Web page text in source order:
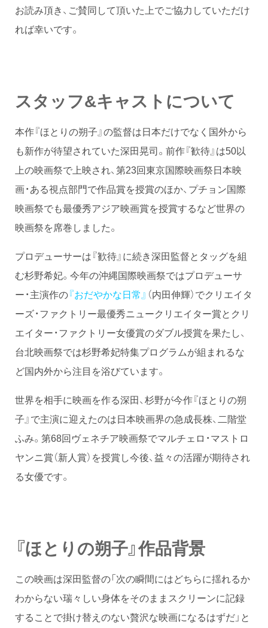
お読み頂き、ご賛同して頂いた上でご協力していただけ
れば幸いです。
スタッフ&キャストについて
本作『ほとりの朔子』の監督は日本だけでなく国外から
も新作が待望されていた深田晃司。前作『歓待』は50以
上の映画祭で上映され、第23回東京国際映画祭日本映
画・ある視点部門で作品賞を授賞のほか、プチョン国際
映画祭でも最優秀アジア映画賞を授賞するなど世界の
映画祭を席巻しました。
プロデューサーは『歓待』に続き深田監督とタッグを組
む杉野希妃。今年の沖縄国際映画祭ではプロデューサ
ー・主演作の『おだやかな日常』 （内田伸輝）でクリエイタ
ーズ・ファクトリー最優秀ニュークリエイター賞とクリ
エイター・ファクトリー女優賞のダブル授賞を果たし、
台北映画祭では杉野希妃特集プログラムが組まれるな
ど国内外から注目を浴びています。
世界を相手に映画を作る深田、杉野が今作『ほとりの朔
子』で主演に迎えたのは日本映画界の急成長株、二階堂
ふみ。第68回ヴェネチア映画祭でマルチェロ・マストロ
ヤンニ賞（新人賞）を授賞し今後、益々の活躍が期待され
る女優です。
『ほとりの朔子』作品背景
この映画は深田監督の「次の瞬間にはどちらに揺れるか
わからない瑞々しい身体をそのままスクリーンに記録
することで掛け替えのない贅沢な映画になるはずだ」と